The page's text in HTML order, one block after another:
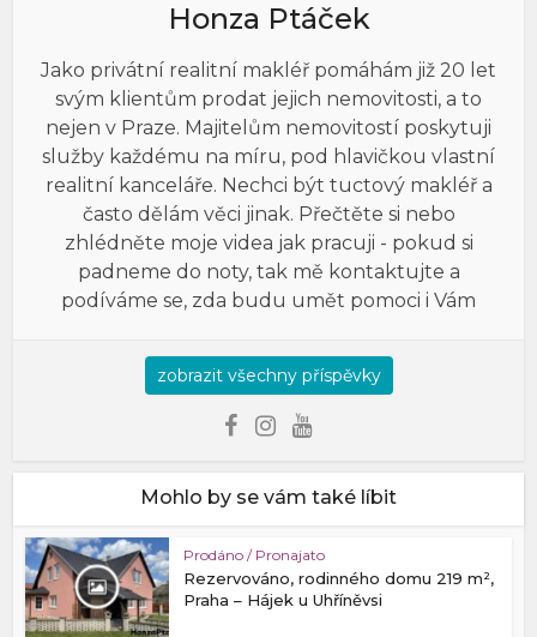
Honza Ptáček
Jako privátní realitní makléř pomáhám již 20 let
svým klientům prodat jejich nemovitosti, a to
nejen v Praze. Majitelům nemovitostí poskytuji
služby každému na míru, pod hlavičkou vlastní
realitní kanceláře. Nechci být tuctový makléř a
často dělám věci jinak. Přečtěte si nebo
zhlédněte moje videa jak pracuji - pokud si
padneme do noty, tak mě kontaktujte a
podíváme se, zda budu umět pomoci i Vám
zobrazit všechny příspěvky
Mohlo by se vám také líbit
Prodáno / Pronajato
Rezervováno, rodinného domu 219 m²,
Praha – Hájek u Uhříněvsi